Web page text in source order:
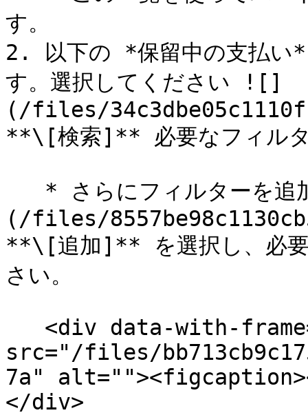
す。
2. 以下の *保留中の支払い*
す。選択してください ![]
(/files/
**\[検索]** 必要なフィルタ
(/files/
**\[追加]** を選択し、必要
さい。
src="/files/
7a"
</div>